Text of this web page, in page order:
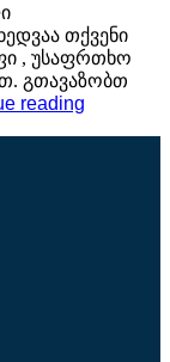
თქვენი
, უსაფრთხო
გთავაზობთ
reading